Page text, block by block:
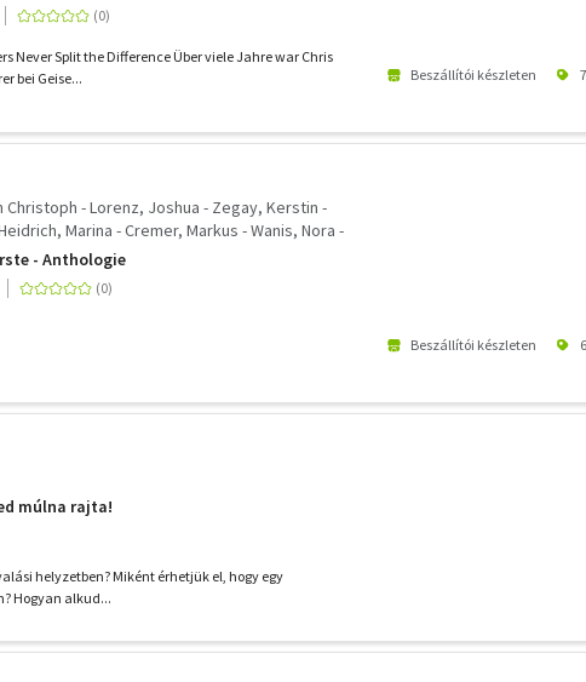
Never Split the Difference Über viele Jahre war Chris
bei Geise...
Beszállítói készleten
Christoph - Lorenz, Joshua - Zegay, Kerstin -
Marina - Cremer, Markus - Wanis, Nora -
- Dombrowski, Fabian - Karg, Thomas -
Britta - Gmyrek, Carolin - Huster, Daniel -
Felix - Schrapper, Heike
- Anthologie
Beszállítói készleten
múlna rajta!
helyzetben? Miként érhetjük el, hogy egy
Hogyan alkud...